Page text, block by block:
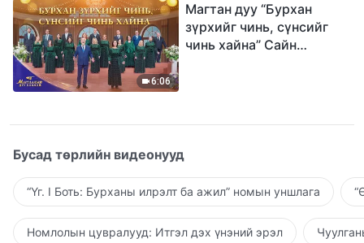
6:06
Магтан дуу “Бурхан
зүрхийг чинь, сүнсийг
чинь хайна” Сайн
Бусад төрлийн видеонууд
“Үг. I Боть: Бурханы илрэлт ба ажил” номын уншлага
Номлолын цувралууд: Итгэл дэх үнэний эрэл